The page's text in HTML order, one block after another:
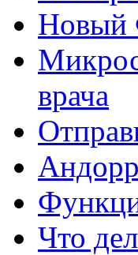
Новый
врача
Что